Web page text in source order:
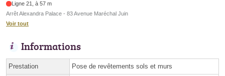
Ligne 21, à 57 m
Arrêt Alexandra Palace - 83 Avenue Maréchal Juin
Voir tout
Informations
Prestation Pose de revêtements sols et murs